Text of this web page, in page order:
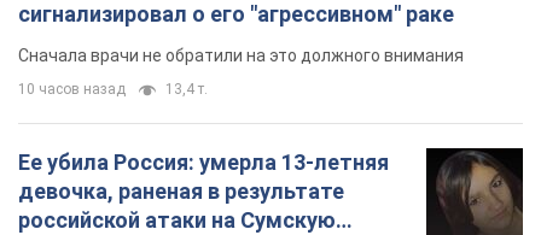
сигнализировал о его "агрессивном" раке
Сначала врачи не обратили на это должного внимания
10 часов назад 13,4 т.
Ее убила Россия: умерла 13-летняя
девочка, раненая в результате
российской атаки на Сумскую